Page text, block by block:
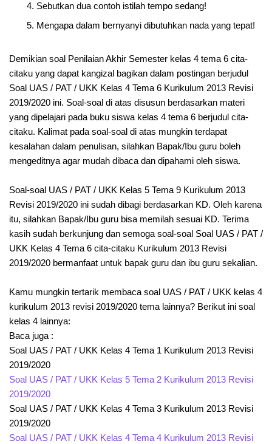
Sebutkan dua contoh istilah tempo sedang!
Mengapa dalam bernyanyi dibutuhkan nada yang tepat!
Demikian soal Penilaian Akhir Semester kelas 4 tema 6 cita-
citaku yang dapat kangizal bagikan dalam postingan berjudul
Soal UAS / PAT / UKK Kelas 4 Tema 6 Kurikulum 2013 Revisi
2019/2020 ini. Soal-soal di atas disusun berdasarkan materi
yang dipelajari pada buku siswa kelas 4 tema 6 berjudul cita-
citaku. Kalimat pada soal-soal di atas mungkin terdapat
kesalahan dalam penulisan, silahkan Bapak/Ibu guru boleh
mengeditnya agar mudah dibaca dan dipahami oleh siswa.
Soal-soal UAS / PAT / UKK Kelas 5 Tema 9 Kurikulum 2013
Revisi 2019/2020 ini sudah dibagi berdasarkan KD. Oleh karena
itu, silahkan Bapak/Ibu guru bisa memilah sesuai KD. Terima
kasih sudah berkunjung dan semoga soal-soal Soal UAS / PAT /
UKK Kelas 4 Tema 6 cita-citaku Kurikulum 2013 Revisi
2019/2020 bermanfaat untuk bapak guru dan ibu guru sekalian.
Kamu mungkin tertarik membaca soal UAS / PAT / UKK kelas 4
kurikulum 2013 revisi 2019/2020 tema lainnya? Berikut ini soal
kelas 4 lainnya:
Baca juga :
Soal UAS / PAT / UKK Kelas 4 Tema 1 Kurikulum 2013 Revisi
2019/2020
Soal UAS / PAT / UKK Kelas 5 Tema 2 Kurikulum 2013 Revisi
2019/2020
Soal UAS / PAT / UKK Kelas 4 Tema 3 Kurikulum 2013 Revisi
2019/2020
Soal UAS / PAT / UKK Kelas 4 Tema 4 Kurikulum 2013 Revisi